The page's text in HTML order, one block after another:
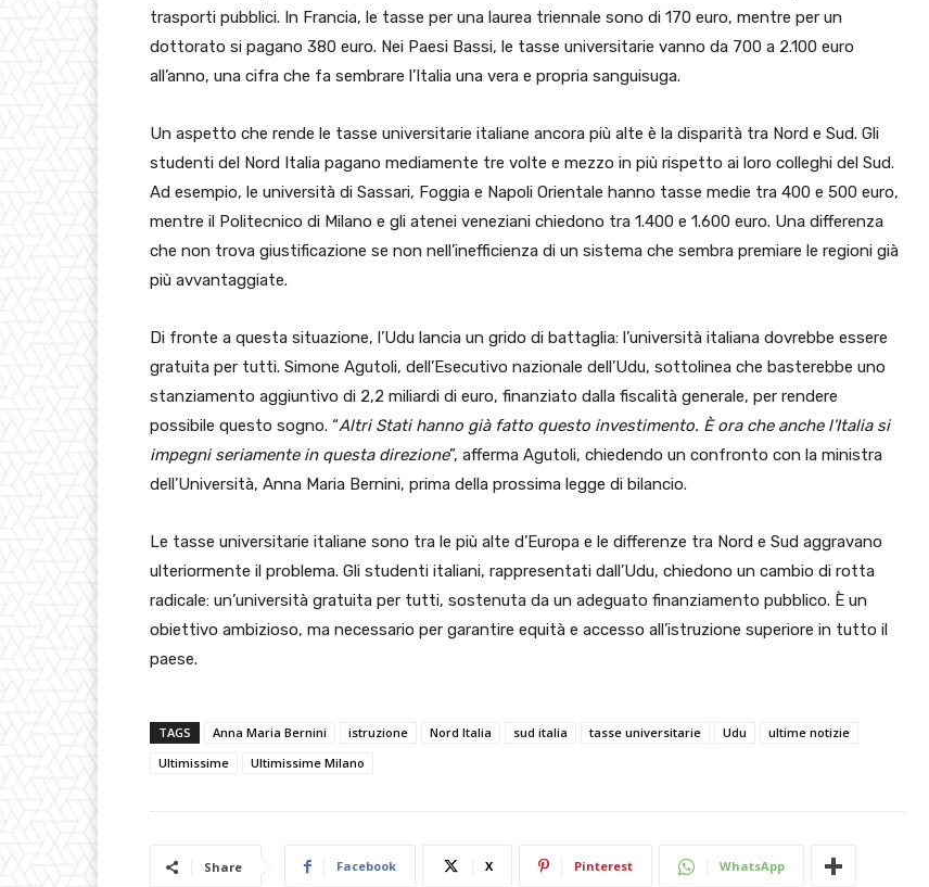
trasporti pubblici. In Francia, le tasse per una laurea triennale sono di 170 euro, mentre per un
dottorato si pagano 380 euro. Nei Paesi Bassi, le tasse universitarie vanno da 700 a 2.100 euro
all’anno, una cifra che fa sembrare l’Italia una vera e propria sanguisuga.
Un aspetto che rende le tasse universitarie italiane ancora più alte è la disparità tra Nord e Sud. Gli
studenti del Nord Italia pagano mediamente tre volte e mezzo in più rispetto ai loro colleghi del Sud.
Ad esempio, le università di Sassari, Foggia e Napoli Orientale hanno tasse medie tra 400 e 500 euro,
mentre il Politecnico di Milano e gli atenei veneziani chiedono tra 1.400 e 1.600 euro. Una differenza
che non trova giustificazione se non nell’inefficienza di un sistema che sembra premiare le regioni già
più avvantaggiate.
Di fronte a questa situazione, l’Udu lancia un grido di battaglia: l’università italiana dovrebbe essere
gratuita per tutti. Simone Agutoli, dell’Esecutivo nazionale dell’Udu, sottolinea che basterebbe uno
stanziamento aggiuntivo di 2,2 miliardi di euro, finanziato dalla fiscalità generale, per rendere
possibile questo sogno. “Altri Stati hanno già fatto questo investimento. È ora che anche l’Italia si
impegni seriamente in questa direzione”, afferma Agutoli, chiedendo un confronto con la ministra
dell’Università, Anna Maria Bernini, prima della prossima legge di bilancio.
Le tasse universitarie italiane sono tra le più alte d’Europa e le differenze tra Nord e Sud aggravano
ulteriormente il problema. Gli studenti italiani, rappresentati dall’Udu, chiedono un cambio di rotta
radicale: un’università gratuita per tutti, sostenuta da un adeguato finanziamento pubblico. È un
obiettivo ambizioso, ma necessario per garantire equità e accesso all’istruzione superiore in tutto il
paese.
TAGS Anna Maria Bernini istruzione Nord Italia sud italia tasse universitarie Udu
ultime notizie
Ultimissime
Ultimissime Milano
Share Facebook X Pinterest WhatsApp